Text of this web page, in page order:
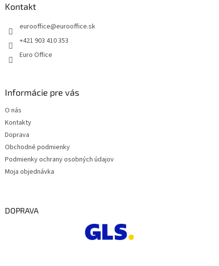
Kontakt
eurooffice@eurooffice.sk
+421 903 410 353
Euro Office
Informácie pre vás
O nás
Kontakty
Doprava
Obchodné podmienky
Podmienky ochrany osobných údajov
Moja objednávka
DOPRAVA